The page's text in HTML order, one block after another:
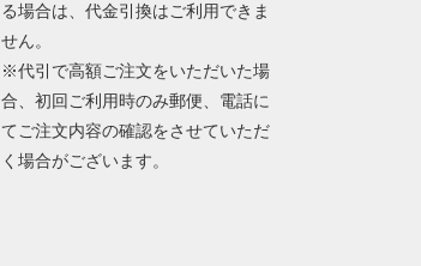
る場合は、代金引換はご利用できま
せん。
※代引で高額ご注文をいただいた場
合、初回ご利用時のみ郵便、電話に
てご注文内容の確認をさせていただ
く場合がございます。